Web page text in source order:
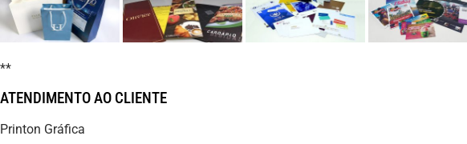
**
ATENDIMENTO AO CLIENTE
Printon Gráfica